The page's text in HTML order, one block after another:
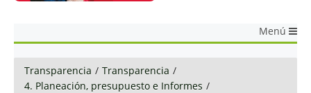
Menú
Transparencia / Transparencia /
4. Planeación, presupuesto e Informes /